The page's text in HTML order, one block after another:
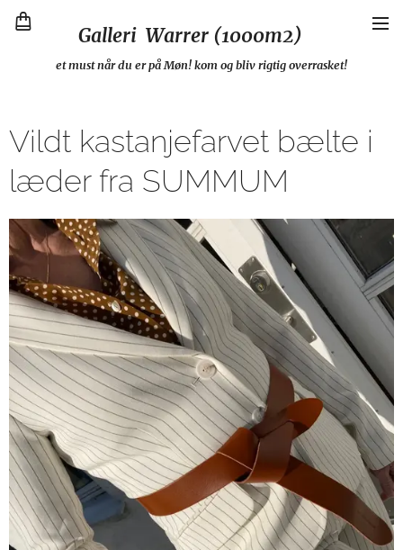
Galleri Warrer (1000m2)
et must når du er på Møn! kom og bliv rigtig overrasket!
Vildt kastanjefarvet bælte i
læder fra SUMMUM